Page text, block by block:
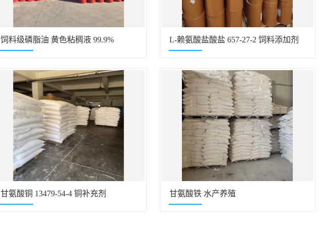
饲料级磷脂油 黄色粘稠液 99.9% L-赖氨酸盐酸盐 657-27-2 饲料添加剂
甘氨酸铜 13479-54-4 铜补充剂 甘氨酸铁 水产养殖